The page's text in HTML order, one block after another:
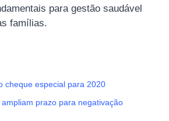
para gestão saudável
famílias.
cheque especial para 2020
prazo para negativação